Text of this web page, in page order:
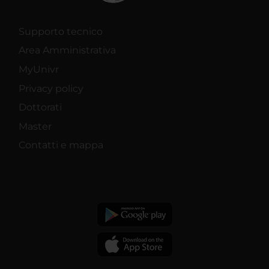
Supporto tecnico
Area Amministrativa
MyUnivr
Privacy policy
Dottorati
Master
Contatti e mappa